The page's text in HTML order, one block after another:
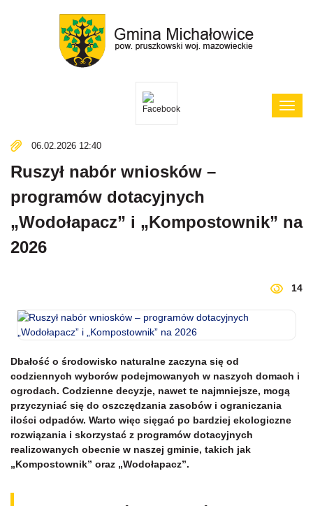
Pokaż
06.02.2026 12:40
Ruszył nabór wniosków –
programów dotacyjnych
„Wodołapacz” i „Kompostownik” na
2026
14
Dbałość o środowisko naturalne zaczyna się od
codziennych wyborów podejmowanych w naszych domach i
ogrodach. Codzienne decyzje, nawet te najmniejsze, mogą
przyczyniać się do oszczędzania zasobów i ograniczania
ilości odpadów. Warto więc sięgać po bardziej ekologiczne
rozwiązania i skorzystać z programów dotacyjnych
realizowanych obecnie w naszej gminie, takich jak
„Kompostownik” oraz „Wodołapacz”.